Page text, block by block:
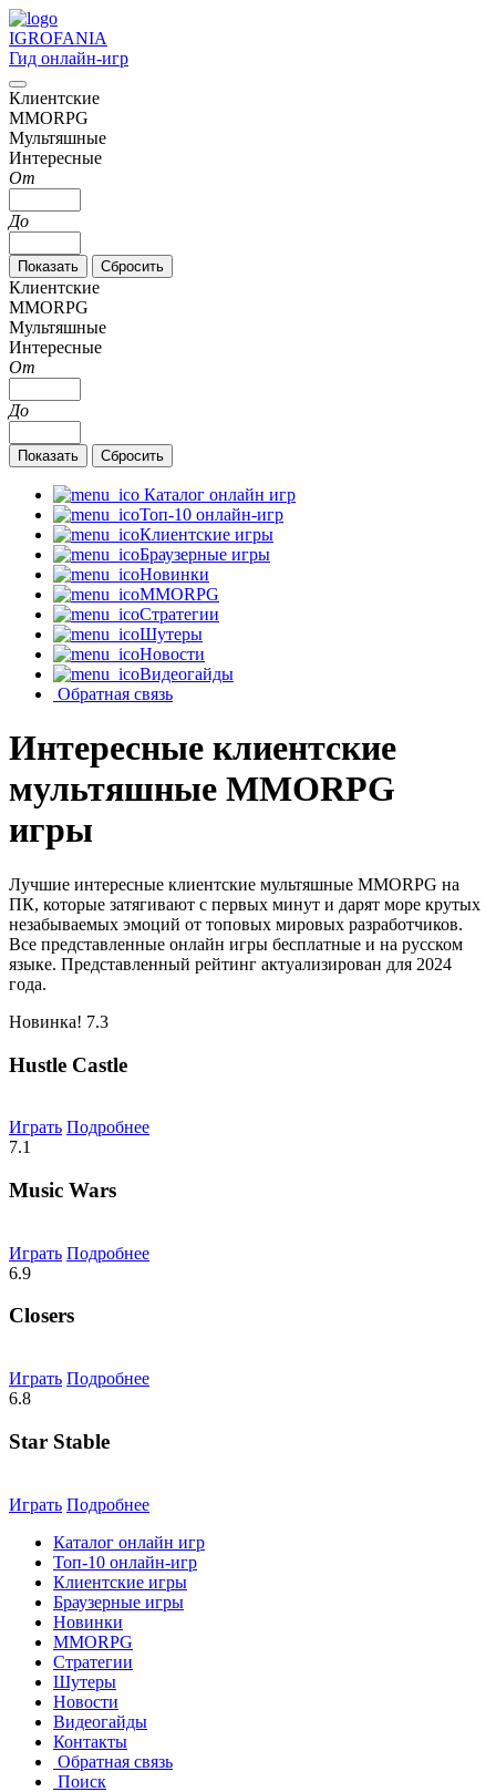
IGROFANIA
Гид онлайн-игр
Клиентские
MMORPG
Мультяшные
Интересные
От
До
Клиентские
MMORPG
Мультяшные
Интересные
От
До
Каталог онлайн игр
Топ-10 онлайн-игр
Клиентские игры
Браузерные игры
Новинки
MMORPG
Стратегии
Шутеры
Новости
Видеогайды
Обратная связь
Интересные клиентские
мультяшные MMORPG
игры
Лучшие интересные клиентские мультяшные MMORPG на
ПК, которые затягивают с первых минут и дарят море крутых
незабываемых эмоций от топовых мировых разработчиков.
Все представленные онлайн игры бесплатные и на русском
языке. Представленный рейтинг актуализирован для 2024
года.
Новинка! 7.3
Hustle Castle
Играть Подробнее
7.1
Music Wars
Играть Подробнее
6.9
Closers
Играть Подробнее
6.8
Star Stable
Играть Подробнее
Каталог онлайн игр
Топ-10 онлайн-игр
Клиентские игры
Браузерные игры
Новинки
MMORPG
Стратегии
Шутеры
Новости
Видеогайды
Контакты
Обратная связь
Поиск